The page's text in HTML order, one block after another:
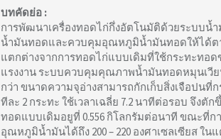
บทคัดย่อ :
การพัฒนาเครื่องทอดไก่กึ่งอัตโนมัติด้วยระบบน้
น้ำมันทอดและควบคุมอุณหภูมิน้ำมันทอดให้ได้ตา
แตกต่างจากการทอดไก่แบบเดิมที่ใช้กระทะทอ
แรงงาน ระบบควบคุมคุณภาพน้ำมันทอดหมุนเวีย
กว่า ขนาดความจุอ่างสามารถกักเก็บสิ่งเจือปน
ทีละ 2 กระทะ ใช้เวลาเฉลี่ย 7.2 นาทีต่อรอบ จึง
ทอดแบบเดิมอยูที่ 0.556 กิโลกรัมต่อนาที ขณะที่ก
อุณหภูมิน้ำมันได้ถึง 200 – 220 องศาเซลเซียส ใน